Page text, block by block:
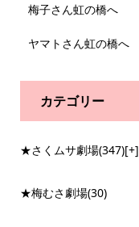
梅子さん虹の橋へ
ヤマトさん虹の橋へ
カテゴリー
★さくムサ劇場(347)[+]
★梅むさ劇場(30)